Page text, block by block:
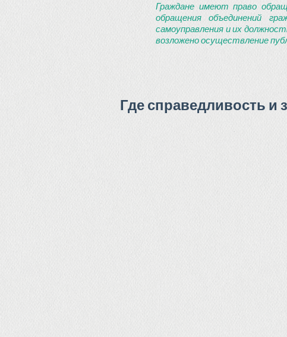
Граждане имеют право
обращения объединений
самоуправления и их
возложено осуществление
Где справедливость и